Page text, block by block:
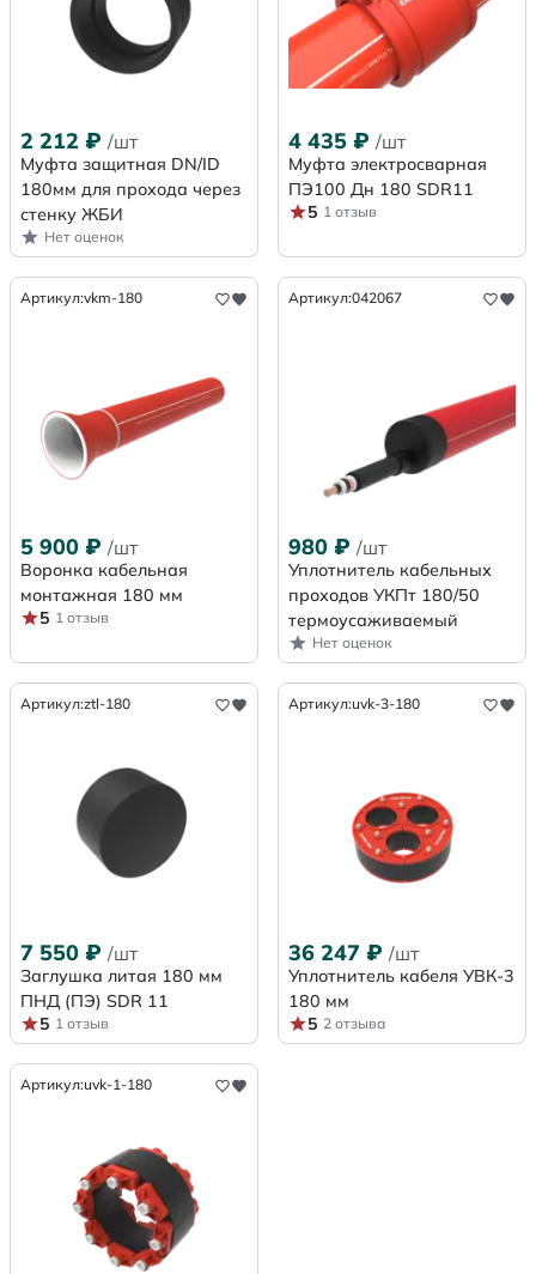
2 212 ₽ /шт
Муфта защитная DN/ID
180мм для прохода через
стенку ЖБИ
Нет оценок
4 435 ₽ /шт
Муфта электросварная
ПЭ100 Дн 180 SDR11
5 1 отзыв
Артикул:vkm-180
5 900 ₽ /шт
Воронка кабельная
монтажная 180 мм
5 1 отзыв
Артикул:042067
980 ₽ /шт
Уплотнитель кабельных
проходов УКПт 180/50
термоусаживаемый
Нет оценок
Артикул:ztl-180
7 550 ₽ /шт
Заглушка литая 180 мм
ПНД (ПЭ) SDR 11
5 1 отзыв
Артикул:uvk-3-180
36 247 ₽ /шт
Уплотнитель кабеля УВК-3
180 мм
5 2 отзыва
Артикул:uvk-1-180